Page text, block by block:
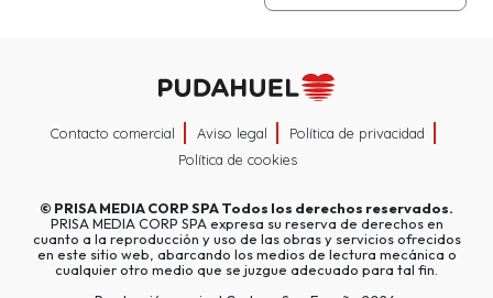
Contacto comercial Aviso legal
Política de privacidad
Política de cookies
© PRISA MEDIA CORP SPATodos los derechos reservados.
PRISA MEDIA CORP SPA expresa su reserva de derechos en
cuanto a la reproducción y uso de las obras y servicios ofrecidos
en este sitio web, abarcando los medios de lectura mecánica o
cualquier otro medio que se juzgue adecuado para tal fin.